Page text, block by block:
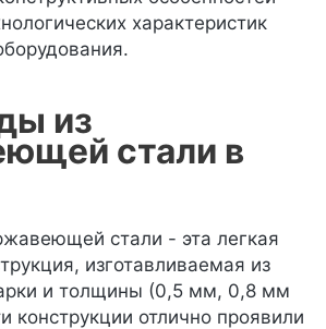
характеристик
из
стали в
стали - эта легкая
изготавливаемая из
и толщины (0,5 мм, 0,8 мм
конструкции отлично проявили